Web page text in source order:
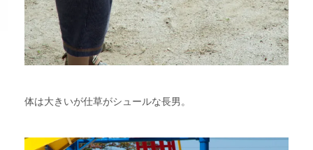
体は大きいが仕草がシュールな長男。